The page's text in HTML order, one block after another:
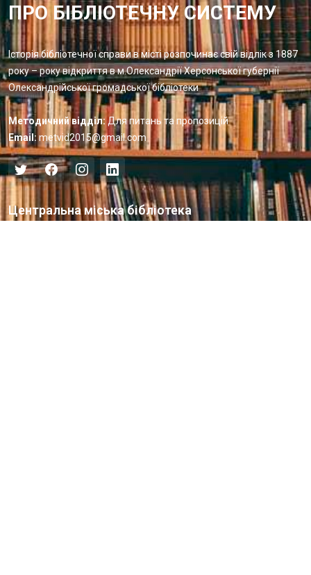
ПРО БІБЛІОТЕЧНУ СИСТЕМУ
Історія бібліотечної справи в місті розпочинає свій відлік з 1887
року – року відкриття в м.Олександрії Херсонської губернії
Олександрійської громадської бібліотеки
Методичний відділ: Для питань та пропозицій
Email: metvid2015@gmail.com
Центральна міська бібліотека